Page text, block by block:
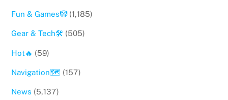
Fun & Games🤡(1,185)
Gear & Tech🛠 (505)
Hot🔥 (59)
Navigation🗺 (157)
News (5,137)